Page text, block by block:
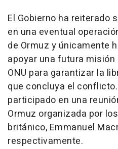
El Gobierno ha reiterado
en una eventual
de Ormuz y únicamente
apoyar una futura
ONU para garantizar la
que concluya el
participado en una
Ormuz organizada por
británico, Emmanuel
respectivamente.